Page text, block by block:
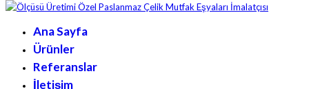
Ana Sayfa
Ürünler
Referanslar
İletişim